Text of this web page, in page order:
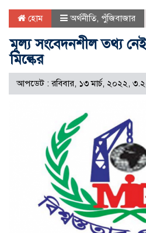
হোম অর্থনীতি পুঁজিবাজার
মূল্য সংবেদনশীল তথ্য
মিল্কের
আপডেট : রবিবার, ১৩ মার্চ, ২০২২,